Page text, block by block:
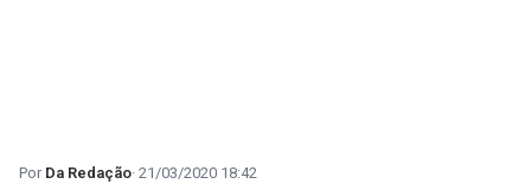
Da Redação 21/03/2020 18:42